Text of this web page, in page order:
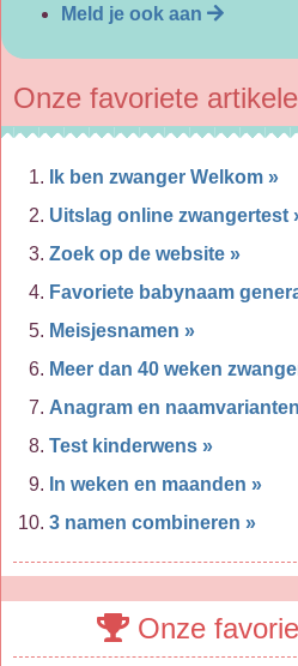
Meld je ook aan
Onze favoriete
Ik ben zwanger Welkom »
Uitslag online zwangertest
Zoek op de website »
Favoriete babynaam
Meisjesnamen »
Meer dan 40 weken
Anagram en
Test kinderwens »
In weken en maanden »
3 namen combineren »
Onze